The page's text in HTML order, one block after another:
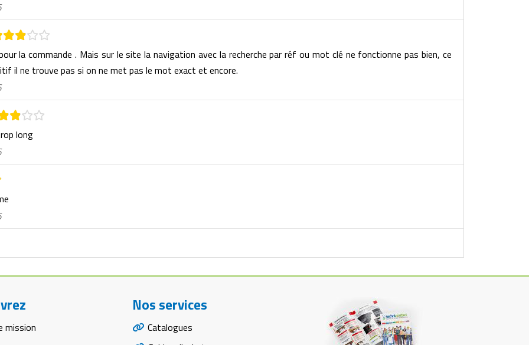
la commande . Mais sur le site la navigation avec la recherche par réf ou mot clé ne fonctionne pas bien, ce
il ne trouve pas si on ne met pas le mot exact et encore.
long
mission
Nos services
Catalogues